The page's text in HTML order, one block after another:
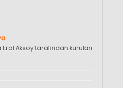
Erol Aksoy tarafından kurulan